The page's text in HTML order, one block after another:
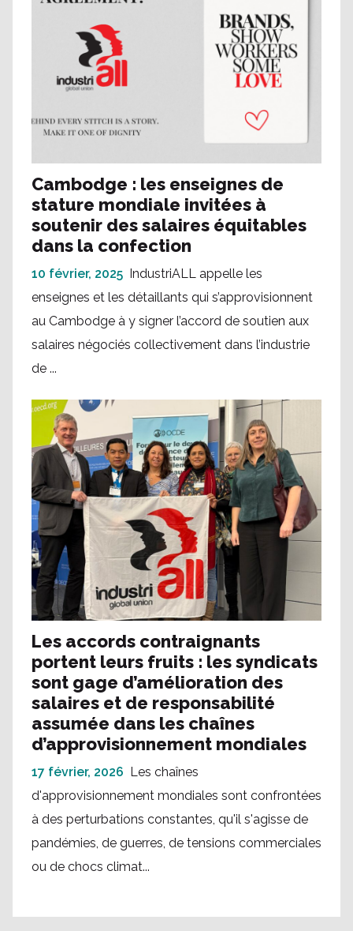
Cambodge : les enseignes de
stature mondiale invitées à
soutenir des salaires équitables
dans la confection
10 février, 2025
IndustriALL appelle les
enseignes et les détaillants qui s’approvisionnent
au Cambodge à y signer l’accord de soutien aux
salaires négociés collectivement dans l’industrie
de ...
Les accords contraignants
portent leurs fruits : les syndicats
sont gage d’amélioration des
salaires et de responsabilité
assumée dans les chaînes
d’approvisionnement mondiales
17 février, 2026
Les chaînes
d'approvisionnement mondiales sont confrontées
à des perturbations constantes, qu'il s'agisse de
pandémies, de guerres, de tensions commerciales
ou de chocs climat...